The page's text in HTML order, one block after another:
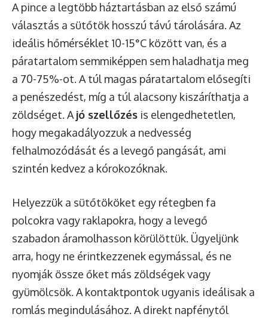
A pince a legtöbb háztartásban az első számú
választás a sütőtök hosszú távú tárolására. Az
ideális hőmérséklet 10-15°C között van, és a
páratartalom semmiképpen sem haladhatja meg
a 70-75%-ot. A túl magas páratartalom elősegíti
a penészedést, míg a túl alacsony kiszáríthatja a
zöldséget. A jó szellőzés is elengedhetetlen,
hogy megakadályozzuk a nedvesség
felhalmozódását és a levegő pangását, ami
szintén kedvez a kórokozóknak.
Helyezzük a sütőtököket egy rétegben fa
polcokra vagy raklapokra, hogy a levegő
szabadon áramolhasson körülöttük. Ügyeljünk
arra, hogy ne érintkezzenek egymással, és ne
nyomják össze őket más zöldségek vagy
gyümölcsök. A kontaktpontok ugyanis ideálisak a
romlás megindulásához. A direkt napfénytől